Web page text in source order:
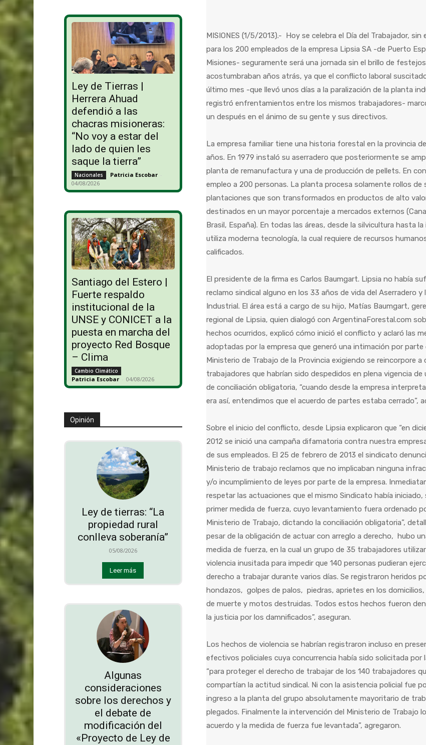
Ley de Tierras |
Herrera Ahuad
defendió a las
chacras misioneras:
“No voy a estar del
lado de quien les
saque la tierra”
Nacionales Patricia Escobar -
04/08/2026
Santiago del Estero |
Fuerte respaldo
institucional de la
UNSE y CONICET a la
puesta en marcha del
proyecto Red Bosque
– Clima
Cambio Climático
Patricia Escobar - 04/08/2026
Opinión
Ley de tierras: “La
propiedad rural
conlleva soberanía”
05/08/2026
Leer más
Algunas
consideraciones
sobre los derechos y
el debate de
modificación del
«Proyecto de Ley de
MISIONES (1/5/2013).- Hoy se celebra el Día del Trabajador, sin
para los 200 empleados de la empresa Lipsia SA -de Puerto
Misiones- seguramente será una jornada sin el brillo de
acostumbraban años atrás, ya que el conflicto laboral
último mes -que llevó unos días a la paralización de la planta
registró enfrentamientos entre los mismos trabajadores-
un después en el ánimo de su gente y sus directivos.
La empresa familiar tiene una historia forestal en la provincia
años. En 1979 instaló su aserradero que posteriormente se
planta de remanufactura y una de producción de pellets. En
empleo a 200 personas. La planta procesa solamente rollos de
plantaciones que son transformados en productos de alto
destinados en un mayor porcentaje a mercados externos
Brasil, España). En todas las áreas, desde la silvicultura hasta
utiliza moderna tecnología, la cual requiere de recursos
calificados.
El presidente de la firma es Carlos Baumgart. Lipsia no había
reclamo sindical alguno en los 33 años de vida del Aserradero y
Industrial. El área está a cargo de su hijo, Matías Baumgart,
regional de Lipsia, quien dialogó con ArgentinaForestal.com
hechos ocurridos, explicó cómo inició el conflicto y aclaró las
adoptadas por la empresa que generó una intimación por parte
Ministerio de Trabajo de la Provincia exigiendo se reincorpore a
trabajadores que habrían sido despedidos en plena vigencia de
de conciliación obligatoria, “cuando desde la empresa
era así, entendimos que el acuerdo de partes estaba cerrado”,
Sobre el inicio del conflicto, desde Lipsia explicaron que “en
2012 se inició una campaña difamatoria contra nuestra
de sus empleados. El 25 de febrero de 2013 el sindicato
Ministerio de trabajo reclamos que no implicaban ninguna
y/o incumplimiento de leyes por parte de la empresa.
respetar las actuaciones que el mismo Sindicato había iniciado,
primer medida de fuerza, cuyo levantamiento fuera ordenado
Ministerio de Trabajo, dictando la conciliación obligatoria”,
pesar de la obligación de actuar con arreglo a derecho, hubo
medida de fuerza, en la cual un grupo de 35 trabajadores
violencia inusitada para impedir que 140 personas pudieran
derecho a trabajar durante varios días. Se registraron heridos
hondazos, golpes de palos, piedras, aprietes en los domicilios,
de muerte y motos destruidas. Todos estos hechos fueron
la justicia por los damnificados”, aseguran.
Los hechos de violencia se habrían registraron incluso en
efectivos policiales cuya concurrencia había sido solicitada por
“para proteger el derecho de trabajar de los 140 trabajadores
compartían la actitud sindical. Ni con la asistencia policial fue
ingreso a la planta del grupo absolutamente mayoritario de
plegados. Finalmente la intervención del Ministerio de Trabajo
acuerdo y la medida de fuerza fue levantada”, agregaron.